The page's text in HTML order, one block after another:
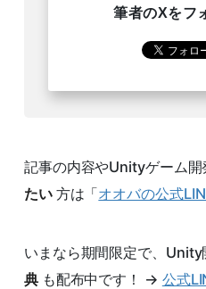
筆者のXをフ
記事の内容やUnityゲーム開
たい方は「オオバの公式
いまなら期間限定で、Unity
典も配布中です！ → 公式